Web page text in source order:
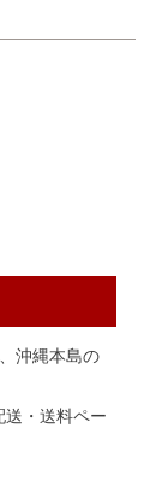
沖縄本島の
送・送料ペー